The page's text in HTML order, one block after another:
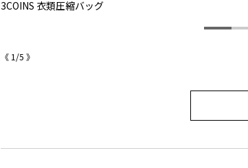
3COINS 衣類圧縮バッグ
《 1 /5 》